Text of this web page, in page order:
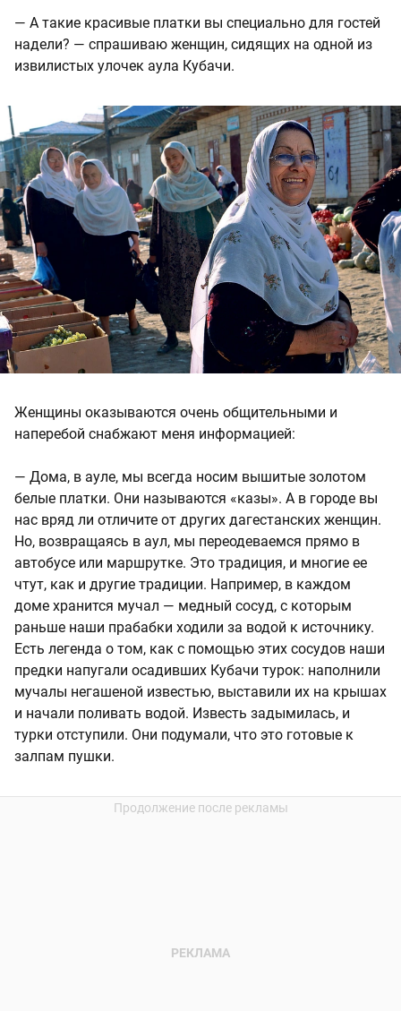
— А такие красивые платки вы специально для гостей
надели? — спрашиваю женщин, сидящих на одной из
извилистых улочек аула Кубачи.
Женщины оказываются очень общительными и
наперебой снабжают меня информацией:
— Дома, в ауле, мы всегда носим вышитые золотом
белые платки. Они называются «казы». А в городе вы
нас вряд ли отличите от других дагестанских женщин.
Но, возвращаясь в аул, мы переодеваемся прямо в
автобусе или маршрутке. Это традиция, и многие ее
чтут, как и другие традиции. Например, в каждом
доме хранится мучал — медный сосуд, с которым
раньше наши прабабки ходили за водой к источнику.
Есть легенда о том, как с помощью этих сосудов наши
предки напугали осадивших Кубачи турок: наполнили
мучалы негашеной известью, выставили их на крышах
и начали поливать водой. Известь задымилась, и
турки отступили. Они подумали, что это готовые к
залпам пушки.